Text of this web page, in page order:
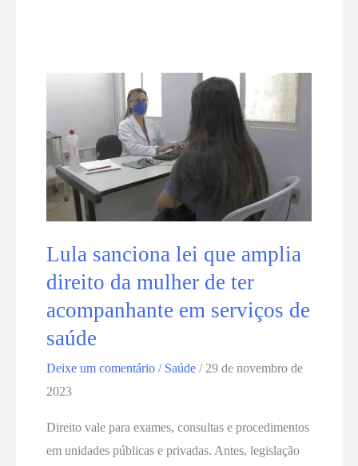
1.700
moradores
de
Natal
com
habitacional
por
problemas
em
Lula sanciona lei que amplia
direito da mulher de ter
acompanhante em serviços de
saúde
Deixe um comentário / Saúde / 29 de novembro de
2023
Direito vale para exames, consultas e procedimentos
em unidades públicas e privadas. Antes, legislação